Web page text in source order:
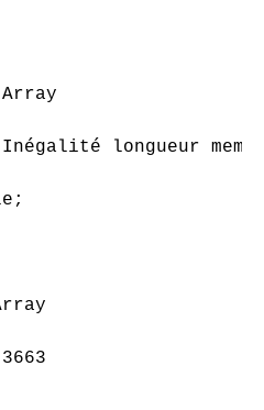
longueur